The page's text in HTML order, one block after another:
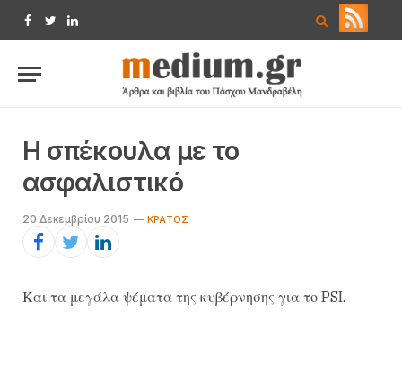
Facebook
TwitterLinkedIn
Η σπέκουλα με το
ασφαλιστικό
20 Δεκεμβρίου 2015 ΚΡΆΤΟΣ
Και τα μεγάλα ψέματα της κυβέρνησης για το PSI.